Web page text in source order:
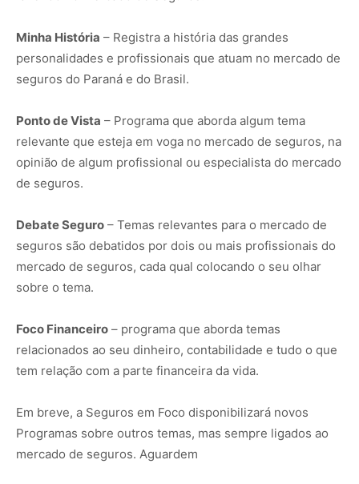
Minha História – Registra a história das grandes
personalidades e profissionais que atuam no mercado de
seguros do Paraná e do Brasil.
Ponto de Vista – Programa que aborda algum tema
relevante que esteja em voga no mercado de seguros, na
opinião de algum profissional ou especialista do mercado
de seguros.
Debate Seguro – Temas relevantes para o mercado de
seguros são debatidos por dois ou mais profissionais do
mercado de seguros, cada qual colocando o seu olhar
sobre o tema.
Foco Financeiro – programa que aborda temas
relacionados ao seu dinheiro, contabilidade e tudo o que
tem relação com a parte financeira da vida.
Em breve, a Seguros em Foco disponibilizará novos
Programas sobre outros temas, mas sempre ligados ao
mercado de seguros. Aguardem